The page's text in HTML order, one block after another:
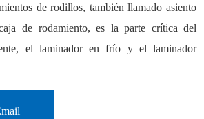
de rodillos, también llamado asiento
de rodamiento, es la parte crítica del
el laminador en frío y el laminador